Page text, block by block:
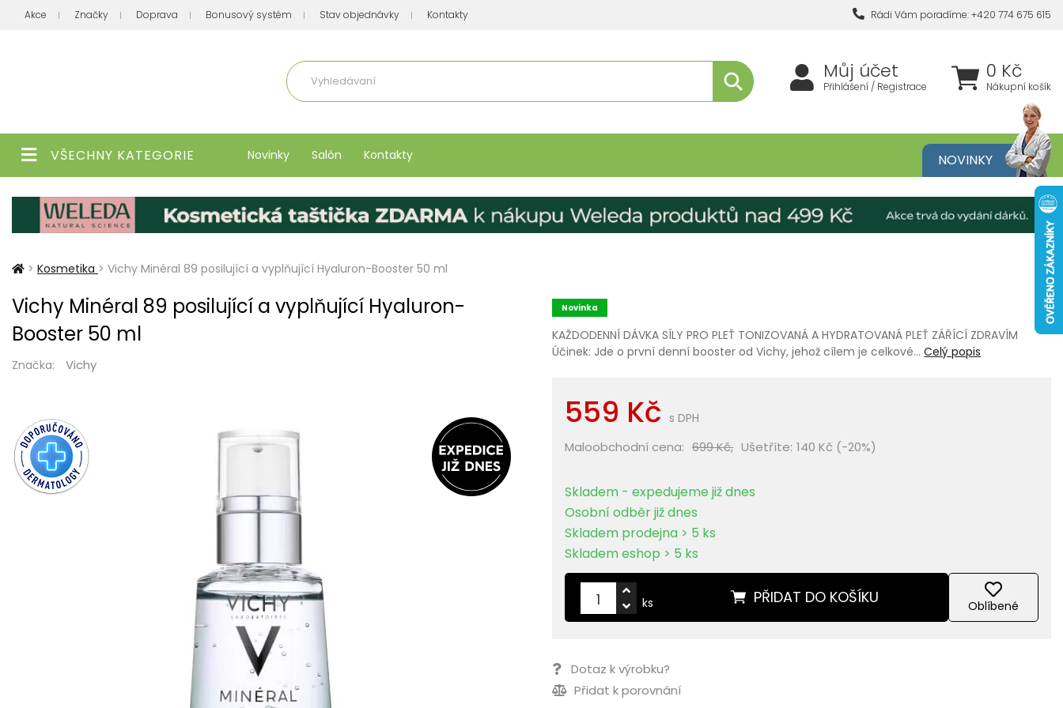
Akce Značky Doprava Bonusový systém Stav objednávky Kontakty Rádi Vám poradíme: +420 774 675 615
0 Kč
Nákupní košík
Můj účet
Přihlášení / Registrace
VŠECHNY KATEGORIE Novinky Salón Kontakty NOVINKY
> Kosmetika > Vichy Minéral 89 posilující a vyplňující Hyaluron-Booster 50 ml
Vichy Minéral 89 posilující a vyplňující Hyaluron-
Booster 50 ml
Značka: Vichy
Novinka
KAŽDODENNÍ DÁVKA SÍLY PRO PLEŤ TONIZOVANÁ A HYDRATOVANÁ PLEŤ ZÁŘÍCÍ ZDRAVÍM
Účinek: Jde o první denní booster od Vichy, jehož cílem je celkové…Celý popis
559 Kč s DPH
Maloobchodní cena: 699 Kč, Ušetříte: 140 Kč (-20%)
Skladem - expedujeme již dnes
Osobní odběr již dnes
Skladem prodejna > 5 ks
Skladem eshop > 5 ks
PŘIDAT DO KOŠÍKU
ks Oblíbené
Dotaz k výrobku?
Přidat k porovnání